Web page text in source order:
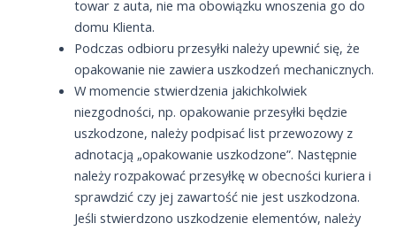
towar z auta, nie ma obowiązku wnoszenia go do
domu Klienta.
Podczas odbioru przesyłki należy upewnić się, że
opakowanie nie zawiera uszkodzeń mechanicznych.
W momencie stwierdzenia jakichkolwiek
niezgodności, np. opakowanie przesyłki będzie
uszkodzone, należy podpisać list przewozowy z
adnotacją „opakowanie uszkodzone”. Następnie
należy rozpakować przesyłkę w obecności kuriera i
sprawdzić czy jej zawartość nie jest uszkodzona.
Jeśli stwierdzono uszkodzenie elementów, należy